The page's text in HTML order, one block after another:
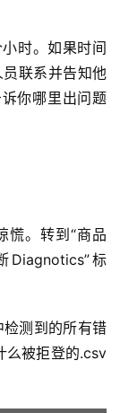
时。如果时间
联系并告知他
你哪里出问题
慌。转到“商品
Diagnotics”标
测到的所有错
么被拒登的.csv